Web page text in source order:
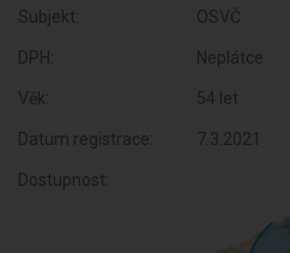
Subjekt: OSVČ
DPH: Neplátce
Věk: 54 let
Datum registrace: 7.3.2021
Dostupnost: